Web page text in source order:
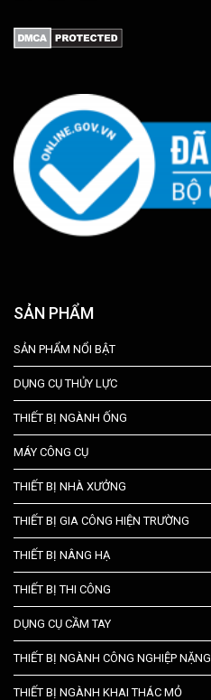
SẢN PHẨM
SẢN PHẨM NỔI BẬT
DỤNG CỤ THỦY LỰC
THIẾT BỊ NGÀNH ỐNG
MÁY CÔNG CỤ
THIẾT BỊ NHÀ XƯỞNG
THIẾT BỊ GIA CÔNG HIỆN TRƯỜNG
THIẾT BỊ NÂNG HẠ
THIẾT BỊ THI CÔNG
DỤNG CỤ CẦM TAY
THIẾT BỊ NGÀNH CÔNG NGHIỆP NẶNG
THIẾT BỊ NGÀNH KHAI THÁC MỎ